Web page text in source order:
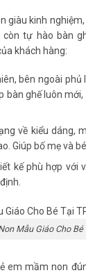
giàu kinh
còn tự hào bàn
khách hàng:
bên ngoài
bàn ghế luôn mới,
về kiểu dáng,
Giúp bố mẹ và
kế phù hợp với
Mẫu Giáo Cho Bé
em mầm non